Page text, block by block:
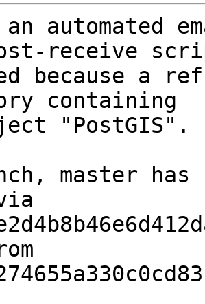
automated
receive
because a
containing
"PostGIS".
master has